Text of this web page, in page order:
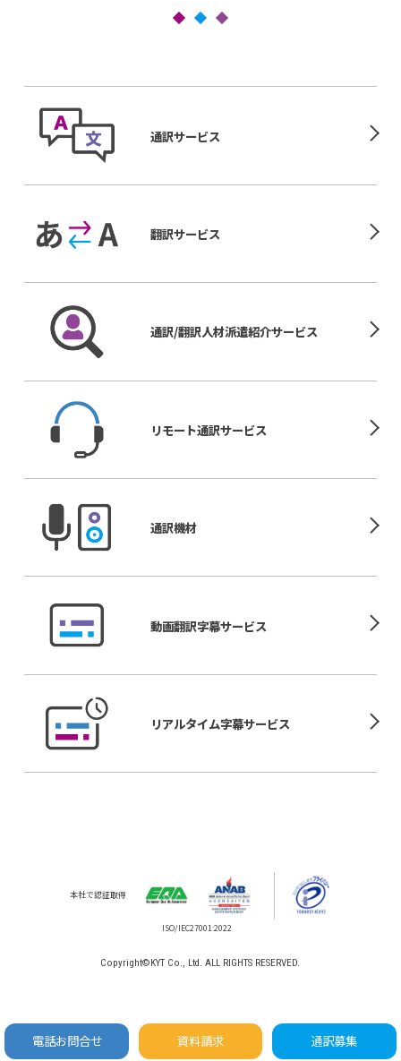
電話お問合せ 資料請求 通訳募集
通訳サービス
翻訳サービス
通訳/翻訳人材派遣紹介サービス
リモート通訳サービス
通訳機材
動画翻訳字幕サービス
リアルタイム字幕サービス
Copyright©KYT Co., Ltd. ALL RIGHTS RESERVED.
本社で認証取得